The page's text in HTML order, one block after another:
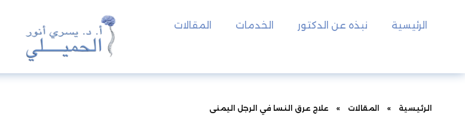
الرئيسية نبذه عن الدكتور الخدمات المقالات
الرئيسية » المقالات » علاج عرق النسا في الرجل اليمنى